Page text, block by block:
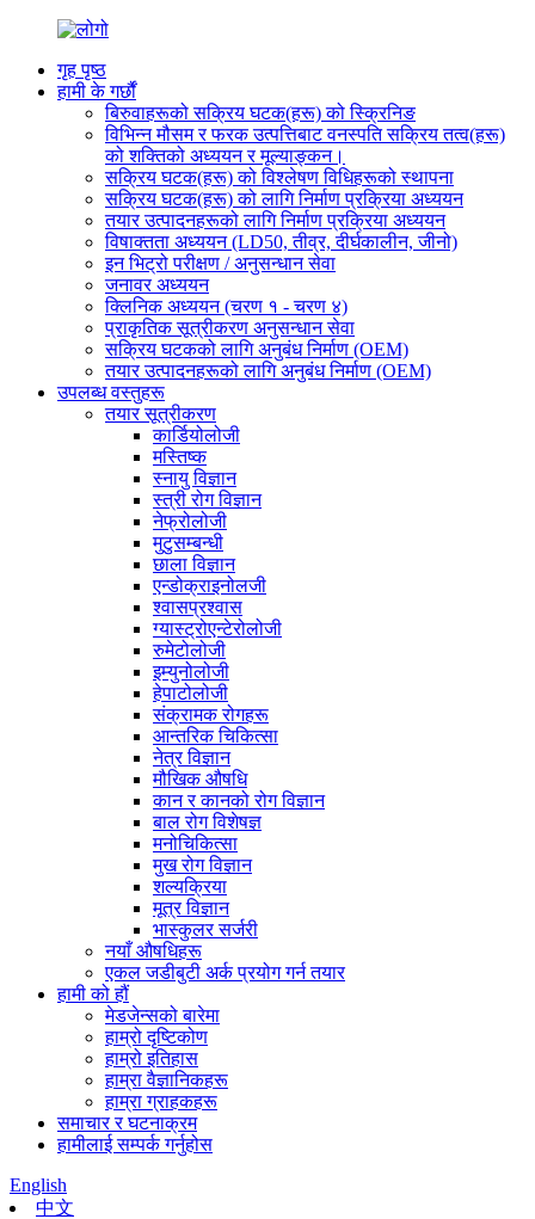
गृह पृष्ठ
हामी के गर्छौं
बिरुवाहरूको सक्रिय घटक(हरू) को स्क्रिनिङ
विभिन्न मौसम र फरक उत्पत्तिबाट वनस्पति सक्रिय तत्व(हरू)
को शक्तिको अध्ययन र मूल्याङ्कन।
सक्रिय घटक(हरू) को विश्लेषण विधिहरूको स्थापना
सक्रिय घटक(हरू) को लागि निर्माण प्रक्रिया अध्ययन
तयार उत्पादनहरूको लागि निर्माण प्रक्रिया अध्ययन
विषाक्तता अध्ययन (LD50, तीव्र, दीर्घकालीन, जीनो)
इन भिट्रो परीक्षण / अनुसन्धान सेवा
जनावर अध्ययन
क्लिनिक अध्ययन (चरण १ - चरण ४)
प्राकृतिक सूत्रीकरण अनुसन्धान सेवा
सक्रिय घटकको लागि अनुबंध निर्माण (OEM)
तयार उत्पादनहरूको लागि अनुबंध निर्माण (OEM)
उपलब्ध वस्तुहरू
तयार सूत्रीकरण
कार्डियोलोजी
मस्तिष्क
स्नायु विज्ञान
स्त्री रोग विज्ञान
नेफ्रोलोजी
मुटुसम्बन्धी
छाला विज्ञान
एन्डोक्राइनोलजी
श्वासप्रश्वास
ग्यास्ट्रोएन्टेरोलोजी
रुमेटोलोजी
इम्युनोलोजी
हेपाटोलोजी
संक्रामक रोगहरू
आन्तरिक चिकित्सा
नेत्र विज्ञान
मौखिक औषधि
कान र कानको रोग विज्ञान
बाल रोग विशेषज्ञ
मनोचिकित्सा
मुख रोग विज्ञान
शल्यक्रिया
मूत्र विज्ञान
भास्कुलर सर्जरी
नयाँ औषधिहरू
एकल जडीबुटी अर्क प्रयोग गर्न तयार
हामी को हौं
मेडजेन्सको बारेमा
हाम्रो दृष्टिकोण
हाम्रो इतिहास
हाम्रा वैज्ञानिकहरू
हाम्रा ग्राहकहरू
समाचार र घटनाक्रम
हामीलाई सम्पर्क गर्नुहोस
English
中文